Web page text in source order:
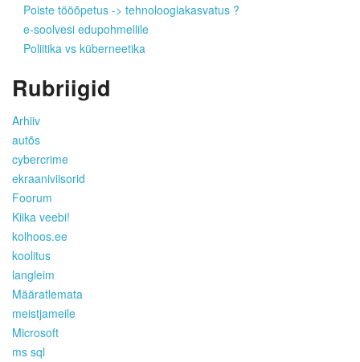
Poiste tööõpetus -> tehnoloogiakasvatus ?
e-soolvesi edupohmellile
Poliitika vs küberneetika
Rubriigid
Arhiiv
autõs
cybercrime
ekraaniviisorid
Foorum
Kiika veebi!
kolhoos.ee
koolitus
langleim
Määratlemata
meistjameile
Microsoft
ms sql